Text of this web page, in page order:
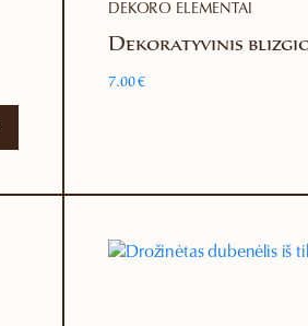
DEKORO ELEMENTAI
Dekoratyvinis
7.00€